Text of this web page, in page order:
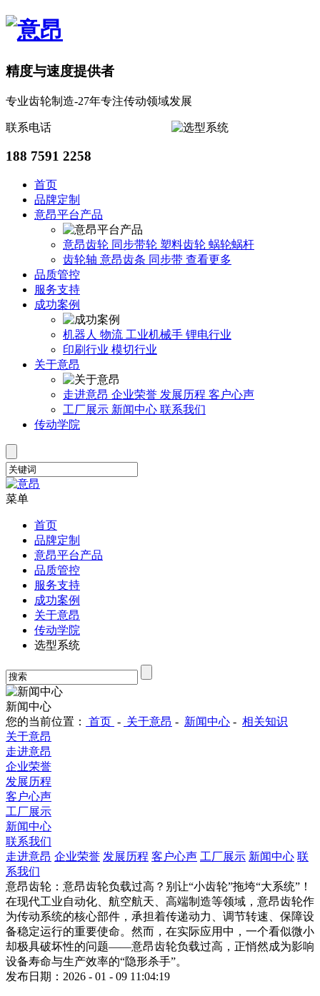
精度与速度提供者
专业齿轮制造-27年专注传动领域发展
联系电话
188 7591 2258
首页
品牌定制
意昂平台产品
意昂齿轮 同步带轮 塑料齿轮 蜗轮蜗杆
齿轮轴 意昂齿条 同步带 查看更多
品质管控
服务支持
成功案例
机器人 物流 工业机械手 锂电行业
印刷行业 模切行业
关于意昂
走进意昂 企业荣誉 发展历程 客户心声
工厂展示 新闻中心 联系我们
传动学院
菜单
首页
品牌定制
意昂平台产品
品质管控
服务支持
成功案例
关于意昂
传动学院
选型系统
新闻中心
您的当前位置：
首页 - 关于意昂 - 新闻中心 - 相关知识
关于意昂
走进意昂
企业荣誉
发展历程
客户心声
工厂展示
新闻中心
联系我们
走进意昂 企业荣誉 发展历程 客户心声 工厂展示 新闻中心 联
系我们
意昂齿轮：意昂齿轮负载过高？别让“小齿轮”拖垮“大系统”！
在现代工业自动化、航空航天、高端制造等领域，意昂齿轮作
为传动系统的核心部件，承担着传递动力、调节转速、保障设
备稳定运行的重要使命。然而，在实际应用中，一个看似微小
却极具破坏性的问题——意昂齿轮负载过高，正悄然成为影响
设备寿命与生产效率的“隐形杀手”。
发布日期：2026 - 01 - 09 11:04:19